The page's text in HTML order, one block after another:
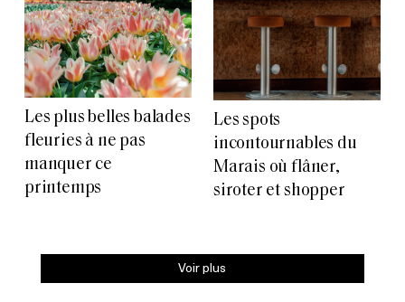
Les plus belles balades
fleuries à ne pas
manquer ce
printemps
Les spots
incontournables du
Marais où flâner,
siroter et shopper
Voir plus